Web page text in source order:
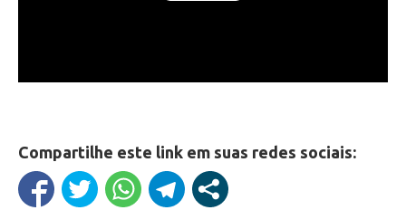
Compartilhe este link em suas redes sociais: